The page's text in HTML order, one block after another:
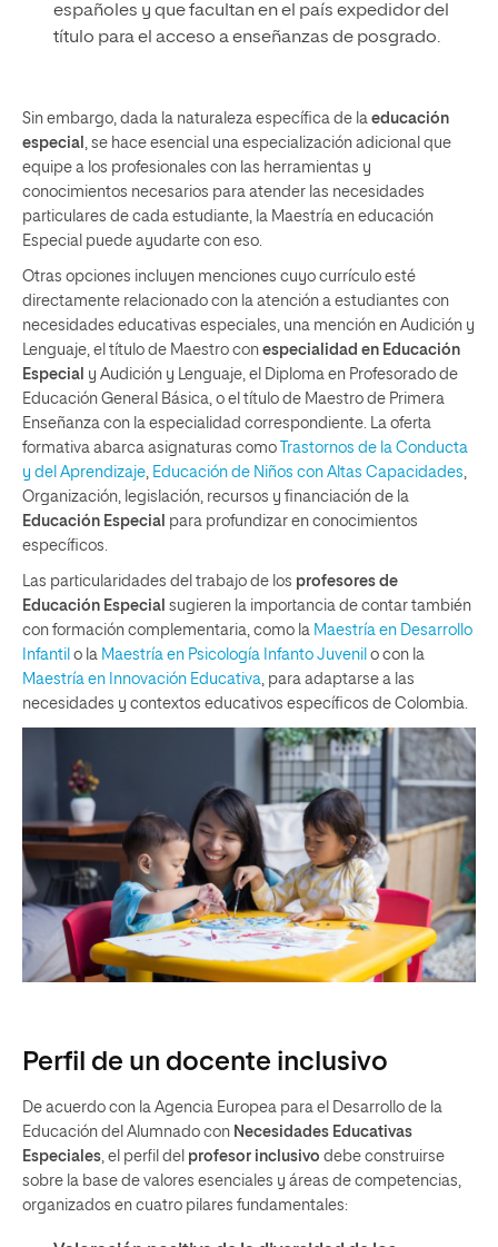
españoles y que facultan en el país expedidor del
título para el acceso a enseñanzas de posgrado.
Sin embargo, dada la naturaleza específica de la educación
especial
, se hace esencial una especialización adicional que
equipe a los profesionales con las herramientas y
conocimientos necesarios para atender las necesidades
particulares de cada estudiante, la Maestría en educación
Especial puede ayudarte con eso.
Otras opciones incluyen menciones cuyo currículo esté
directamente relacionado con la atención a estudiantes con
necesidades educativas especiales, una mención en Audición y
Lenguaje, el título de Maestro con especialidad en Educación
Especial y Audición y Lenguaje, el Diploma en Profesorado de
Educación General Básica, o el título de Maestro de Primera
Enseñanza con la especialidad correspondiente. La oferta
formativa abarca asignaturas como
Trastornos de la Conducta
y del Aprendizaje Educación de Niños con Altas Capacidades
Organización, legislación, recursos y financiación de la
Educación Especial para profundizar en conocimientos
específicos.
Las particularidades del trabajo de los profesores de
Educación Especial sugieren la importancia de contar también
con formación complementaria, como la Maestría en Desarrollo
Infantil o la Maestría en Psicología Infanto Juvenil o con la
Maestría en Innovación Educativa , para adaptarse a las
necesidades y contextos educativos específicos de Colombia.
Perfil de un docente inclusivo
De acuerdo con la Agencia Europea para el Desarrollo de la
Educación del Alumnado con Necesidades Educativas
Especiales, el perfil del profesor inclusivo debe construirse
sobre la base de valores esenciales y áreas de competencias,
organizados en cuatro pilares fundamentales: